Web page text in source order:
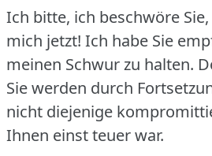
Ich bitte, ich beschwöre
mich jetzt! Ich habe Sie
meinen Schwur zu halten.
Sie werden durch
nicht diejenige
Ihnen einst teuer war.